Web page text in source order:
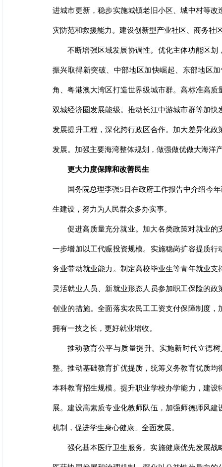
进城市更新，稳步实施城镇老旧小区、城中村等
灾防范和救援能力。建设创新型产业社区、商务社
不断增强区域发展协调性。优化主体功能区
振兴取得新突破、中部地区加快崛起、东部地区
角、粤港澳大湾区打造世界级城市群。高标准高
双城经济圈发展能级。推动长江中游城市群等加
发展提升工程，深化跨行政区合作。加大差异化
发展。加强主要海湾整体规划，做强做优做大海洋
更大力度保障和改善民生
国务院总理李强5日在政府工作报告中介绍今
生建设，努力为人民群众多办实事。
促进高质量充分就业。加大各类政策对就业
一步增加以工代赈投资规模。实施稳岗扩容提质
务业带动就业能力。制定高校毕业生等青年就业
灵活就业人员、新就业形态人员参加职工保险的
创业的措施。全面落实农民工工资支付保障制度
拥有一技之长，更好就业增收。
推动教育公平与质量提升。实施新时代立德
整。推动基础教育扩优提质，统筹义务教育优质
本科教育招生规模。提升职业学校办学能力，建
展。建设高素质专业化教师队伍，加强师德师风
机制，促进学生身心健康、全面发展。
强化基本医疗卫生服务。实施健康优先发展